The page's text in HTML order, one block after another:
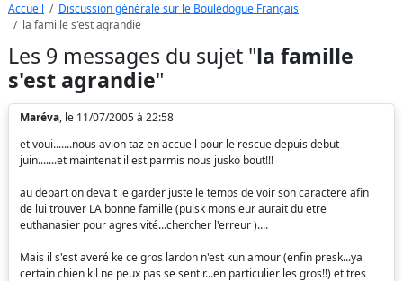
Accueil
Discussion générale sur le Bouledogue Français
la famille s'est agrandie
Les 9 messages du sujet "la famille
s'est agrandie"
Maréva, le 11/07/2005 à 22:58
et voui.......nous avion taz en accueil pour le rescue depuis debut
juin.......et maintenat il est parmis nous jusko bout!!!
au depart on devait le garder juste le temps de voir son caractere afin
de lui trouver LA bonne famille (puisk monsieur aurait du etre
euthanasier pour agresivité...chercher l'erreur )....
Mais il s'est averé ke ce gros lardon n'est kun amour (enfin presk...ya
certain chien kil ne peux pas se sentir...en particulier les gros!!) et tres